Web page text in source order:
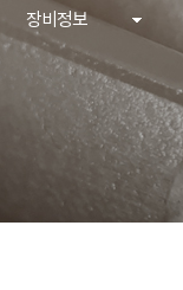
장비정보